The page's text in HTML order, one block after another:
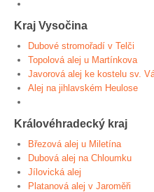
Kraj Vysočina
Dubové stromořadí v Telči
Topolová alej u Martínkova
Javorová alej ke kostelu sv.
Alej na jihlavském Heulose
Královéhradecký kraj
Březová alej u Miletína
Dubová alej na Chloumku
Jílovická alej
Platanová alej v Jaroměři